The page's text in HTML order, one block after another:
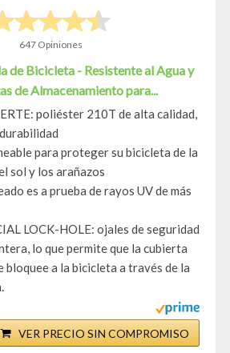
647 Opiniones
de Bicicleta - Resistente al Agua y
de Almacenamiento para...
poliéster 210T de alta calidad,
para proteger su bicicleta de la
sol y los arañazos
es a prueba de rayos UV de más
LOCK-HOLE: ojales de seguridad
lo que permite que la cubierta
bloquee a la bicicleta a través de la
VER PRECIO SIN COMPROMISO